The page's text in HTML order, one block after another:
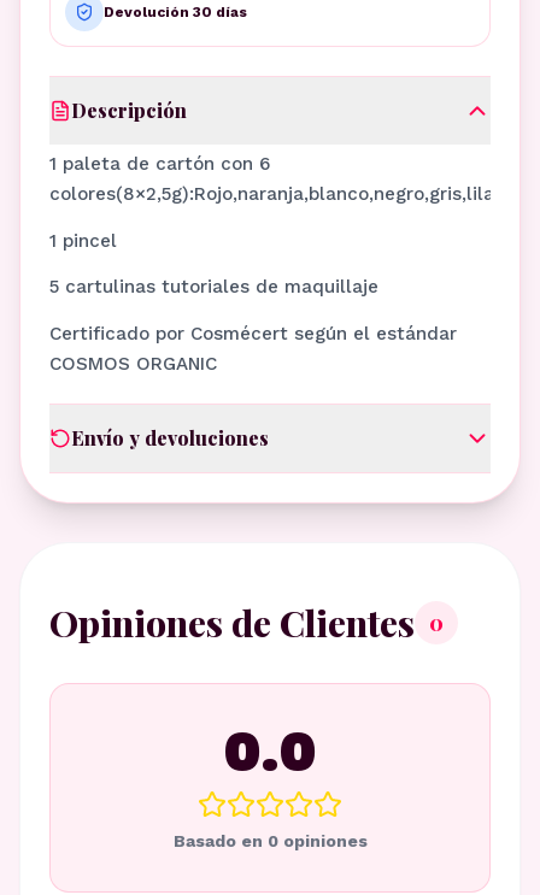
Devolución 30 días
Descripción
1 paleta de cartón con 6
colores(8×2,5g):Rojo,naranja,blanco,negro,gris,lila
1 pincel
5 cartulinas tutoriales de maquillaje
Certificado por Cosmécert según el estándar
COSMOS ORGANIC
Envío y devoluciones
Opiniones de Clientes 0
0.0
Basado en 0opiniones